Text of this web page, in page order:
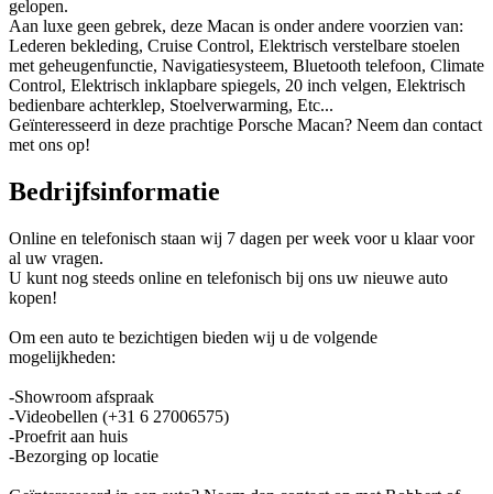
gelopen.
Aan luxe geen gebrek, deze Macan is onder andere voorzien van:
Lederen bekleding, Cruise Control, Elektrisch verstelbare stoelen
met geheugenfunctie, Navigatiesysteem, Bluetooth telefoon, Climate
Control, Elektrisch inklapbare spiegels, 20 inch velgen, Elektrisch
bedienbare achterklep, Stoelverwarming, Etc...
Geïnteresseerd in deze prachtige Porsche Macan? Neem dan contact
met ons op!
Bedrijfsinformatie
Online en telefonisch staan wij 7 dagen per week voor u klaar voor
al uw vragen.
U kunt nog steeds online en telefonisch bij ons uw nieuwe auto
kopen!
Om een auto te bezichtigen bieden wij u de volgende
mogelijkheden:
-Showroom afspraak
-Videobellen (+31 6 27006575)
-Proefrit aan huis
-Bezorging op locatie